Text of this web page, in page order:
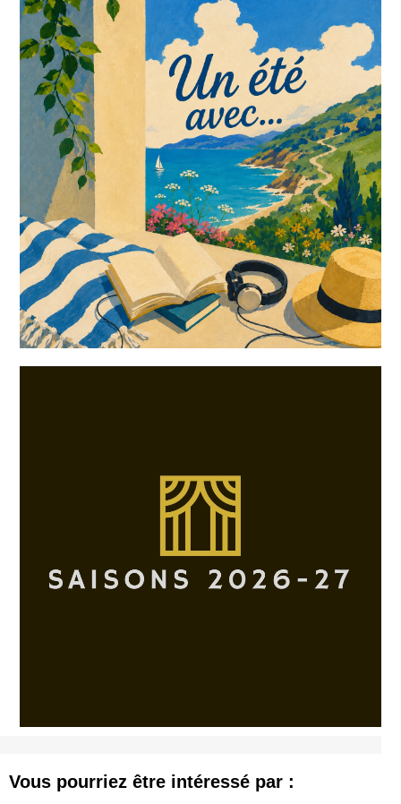
Vous pourriez être intéressé par :